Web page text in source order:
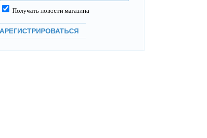
Получать новости магазина